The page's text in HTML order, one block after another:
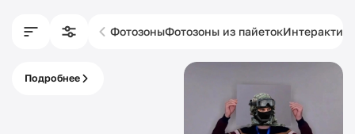
ФотозоныФотозоны из пайеток
Подробнее